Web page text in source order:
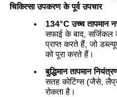
चिकित्सा उपकरण के पूर्व उपचार
134°C उच्च तापमान
सफाई के बाद, सर्जिकल
प्राप्त करते हैं, जो
को पूरा करते हैं।
बुद्धिमान तापमान
सतह कोटिंग्स (जैसे,
रोकता है।